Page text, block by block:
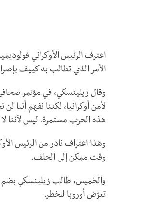
اعترف الرئيس الأوكراني
الأمر الذي تطالب به كييف
وقال زيلينسكي، في مؤتمر
لأمن أوكرانيا، لكننا نفهم
هذه الحرب مستمرة، ليس لأننا
وهذا اعتراف نادر من الرئيس
وقت ممكن إلى الحلف.
والخميس، طالب زيلينسكي بضم
تعرّض أوروبا للخطر.